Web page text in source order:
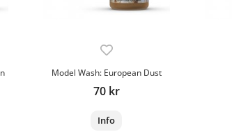
Model Wash: European Dust
70 kr
Info